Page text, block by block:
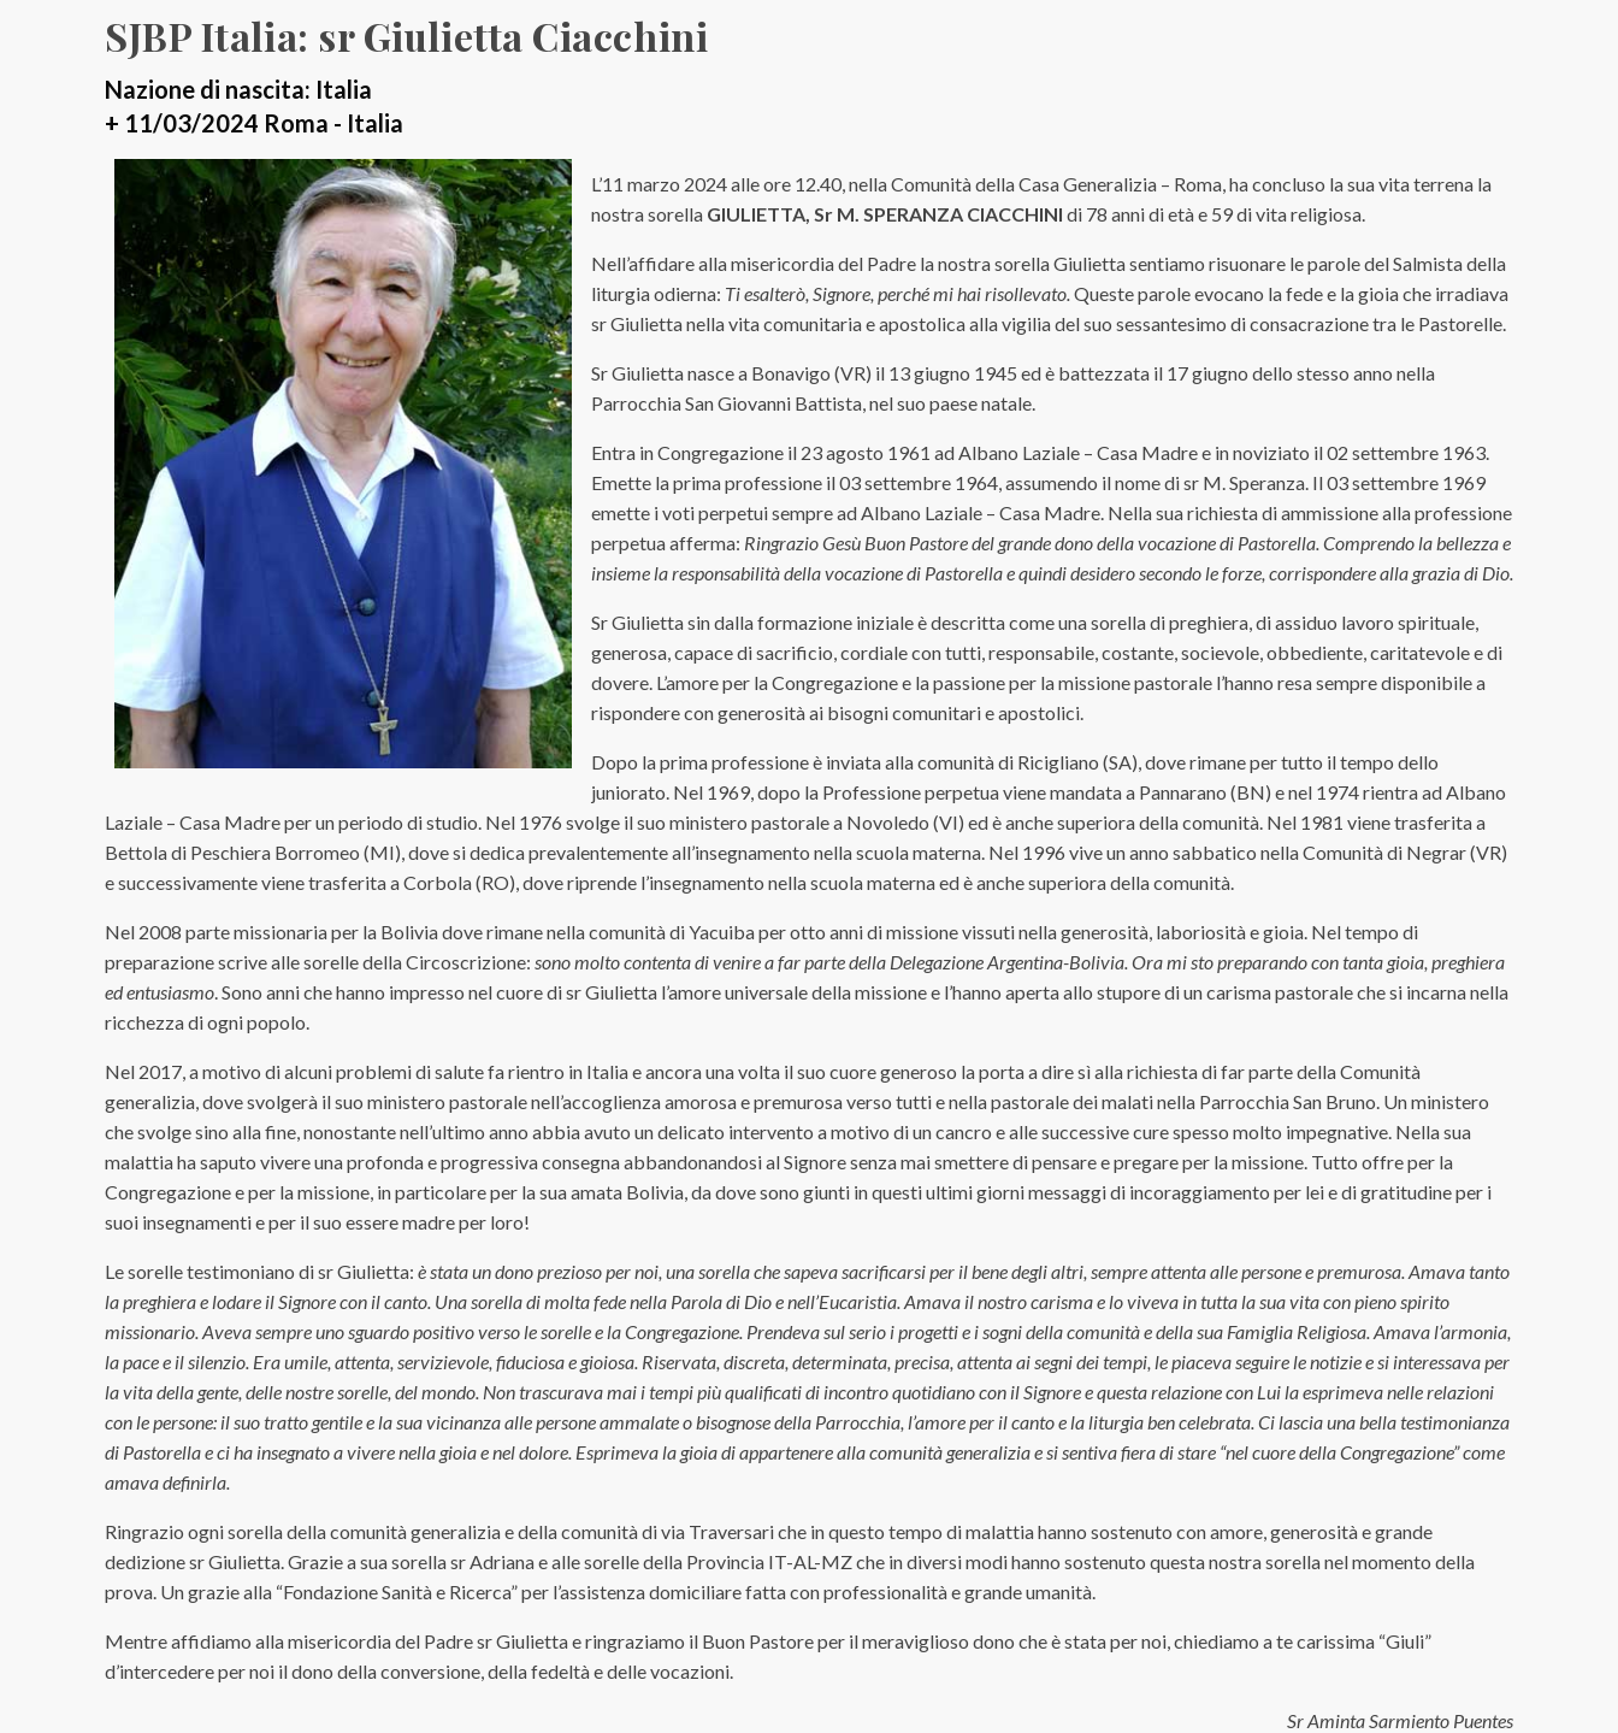
SJBP Italia: sr Giulietta Ciacchini
Nazione di nascita: Italia
+ 11/03/2024 Roma - Italia
L’11 marzo 2024 alle ore 12.40, nella Comunità della Casa Generalizia – Roma, ha concluso la sua vita terrena la
nostra sorella GIULIETTA, Sr M. SPERANZA CIACCHINI di 78 anni di età e 59 di vita religiosa.
Nell’affidare alla misericordia del Padre la nostra sorella Giulietta sentiamo risuonare le parole del Salmista della
liturgia odierna: Ti esalterò, Signore, perché mi hai risollevato.Queste parole evocano la fede e la gioia che irradiava
sr Giulietta nella vita comunitaria e apostolica alla vigilia del suo sessantesimo di consacrazione tra le Pastorelle.
Sr Giulietta nasce a Bonavigo (VR) il 13 giugno 1945 ed è battezzata il 17 giugno dello stesso anno nella
Parrocchia San Giovanni Battista, nel suo paese natale.
Entra in Congregazione il 23 agosto 1961 ad Albano Laziale – Casa Madre e in noviziato il 02 settembre 1963.
Emette la prima professione il 03 settembre 1964, assumendo il nome di sr M. Speranza. Il 03 settembre 1969
emette i voti perpetui sempre ad Albano Laziale – Casa Madre. Nella sua richiesta di ammissione alla professione
perpetua afferma: Ringrazio Gesù Buon Pastore del grande dono della vocazione di Pastorella. Comprendo la bellezza e
insieme la responsabilità della vocazione di Pastorella e quindi desidero secondo le forze, corrispondere alla grazia di Dio.
Sr Giulietta sin dalla formazione iniziale è descritta come una sorella di preghiera, di assiduo lavoro spirituale,
generosa, capace di sacrificio, cordiale con tutti, responsabile, costante, socievole, obbediente, caritatevole e di
dovere. L’amore per la Congregazione e la passione per la missione pastorale l’hanno resa sempre disponibile a
rispondere con generosità ai bisogni comunitari e apostolici.
Dopo la prima professione è inviata alla comunità di Ricigliano (SA), dove rimane per tutto il tempo dello
juniorato. Nel 1969, dopo la Professione perpetua viene mandata a Pannarano (BN) e nel 1974 rientra ad Albano
Laziale – Casa Madre per un periodo di studio. Nel 1976 svolge il suo ministero pastorale a Novoledo (VI) ed è anche superiora della comunità. Nel 1981 viene trasferita a
Bettola di Peschiera Borromeo (MI), dove si dedica prevalentemente all’insegnamento nella scuola materna. Nel 1996 vive un anno sabbatico nella Comunità di Negrar (VR)
e successivamente viene trasferita a Corbola (RO), dove riprende l’insegnamento nella scuola materna ed è anche superiora della comunità.
Nel 2008 parte missionaria per la Bolivia dove rimane nella comunità di Yacuiba per otto anni di missione vissuti nella generosità, laboriosità e gioia. Nel tempo di
preparazione scrive alle sorelle della Circoscrizione: sono molto contenta di venire a far parte della Delegazione Argentina-Bolivia. Ora mi sto preparando con tanta gioia, preghiera
ed entusiasmo. Sono anni che hanno impresso nel cuore di sr Giulietta l’amore universale della missione e l’hanno aperta allo stupore di un carisma pastorale che si incarna nella
ricchezza di ogni popolo.
Nel 2017, a motivo di alcuni problemi di salute fa rientro in Italia e ancora una volta il suo cuore generoso la porta a dire sì alla richiesta di far parte della Comunità
generalizia, dove svolgerà il suo ministero pastorale nell’accoglienza amorosa e premurosa verso tutti e nella pastorale dei malati nella Parrocchia San Bruno. Un ministero
che svolge sino alla fine, nonostante nell’ultimo anno abbia avuto un delicato intervento a motivo di un cancro e alle successive cure spesso molto impegnative. Nella sua
malattia ha saputo vivere una profonda e progressiva consegna abbandonandosi al Signore senza mai smettere di pensare e pregare per la missione. Tutto offre per la
Congregazione e per la missione, in particolare per la sua amata Bolivia, da dove sono giunti in questi ultimi giorni messaggi di incoraggiamento per lei e di gratitudine per i
suoi insegnamenti e per il suo essere madre per loro!
Le sorelle testimoniano di sr Giulietta: è stataun dono prezioso per noi, una sorella che sapeva sacrificarsi per il bene degli altri, sempre attenta alle persone e premurosa. Amava tanto
la preghiera e lodare il Signore con il canto. Una sorella di molta fede nella Parola di Dio e nell’Eucaristia. Amava il nostro carisma e lo viveva in tutta la sua vita con pieno spirito
missionario. Aveva sempre uno sguardo positivo verso le sorelle e la Congregazione. Prendeva sul serio i progetti e i sogni della comunità e della sua Famiglia Religiosa. Amava l’armonia,
la pace e il silenzio. Era umile, attenta, servizievole, fiduciosa e gioiosa. Riservata, discreta, determinata, precisa, attenta ai segni dei tempi, le piaceva seguire le notizie e si interessava per
la vita della gente, delle nostre sorelle, del mondo. Non trascurava mai i tempi più qualificati di incontro quotidiano con il Signore e questa relazione con Lui la esprimeva nelle relazioni
con le persone: il suo tratto gentile e la sua vicinanza alle persone ammalate o bisognose della Parrocchia, l’amore per il canto e la liturgia ben celebrata. Ci lascia una bella testimonianza
di Pastorella e ci ha insegnato a vivere nella gioia e nel dolore. Esprimeva la gioia di appartenere alla comunità generalizia e si sentiva fiera di stare “nel cuore della Congregazione” come
amava definirla.
Ringrazio ogni sorella della comunità generalizia e della comunità di via Traversari che in questo tempo di malattia hanno sostenuto con amore, generosità e grande
dedizione sr Giulietta. Grazie a sua sorella sr Adriana e alle sorelle della Provincia IT-AL-MZ che in diversi modi hanno sostenuto questa nostra sorella nel momento della
prova. Un grazie alla “Fondazione Sanità e Ricerca” per l’assistenza domiciliare fatta con professionalità e grande umanità.
Mentre affidiamo alla misericordia del Padre sr Giulietta e ringraziamo il Buon Pastore per il meraviglioso dono che è stata per noi, chiediamo a te carissima “Giuli”
d’intercedere per noi il dono della conversione, della fedeltà e delle vocazioni.
Sr Aminta Sarmiento Puentes